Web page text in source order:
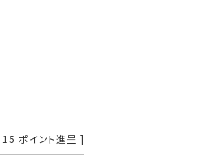
15 ポイント進呈 ]